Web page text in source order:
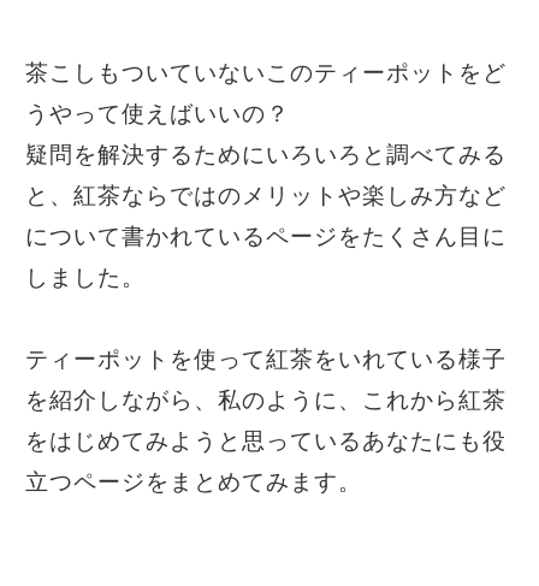
茶こしもついていないこのティーポットをど
うやって使えばいいの？
疑問を解決するためにいろいろと調べてみる
と、紅茶ならではのメリットや楽しみ方など
について書かれているページをたくさん目に
しました。
ティーポットを使って紅茶をいれている様子
を紹介しながら、私のように、これから紅茶
をはじめてみようと思っているあなたにも役
立つページをまとめてみます。